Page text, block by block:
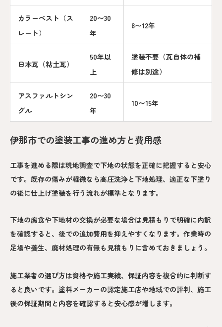
カラーベスト（ス
レート）
20〜30
年
8〜12年
日本瓦（粘土瓦）
50年以
上
塗装不要（瓦自体の補
修は別途）
アスファルトシン
グル
20〜30
年
10〜15年
伊那市での塗装工事の進め方と費用感
工事を進める際は現地調査で下地の状態を正確に把握すると安心
です。既存の傷みが軽微なら高圧洗浄と下地処理、適正な下塗り
の後に仕上げ塗装を行う流れが標準となります。
下地の腐食や下地材の交換が必要な場合は見積もりで明確に内訳
を確認すると、後での追加費用を抑えやすくなります。作業時の
足場や養生、廃材処理の有無も見積もりに含めておきましょう。
施工業者の選び方は資格や施工実績、保証内容を複合的に判断す
ると良いです。塗料メーカーの認定施工店や地域での評判、施工
後の保証期間と内容を確認すると安心感が増します。